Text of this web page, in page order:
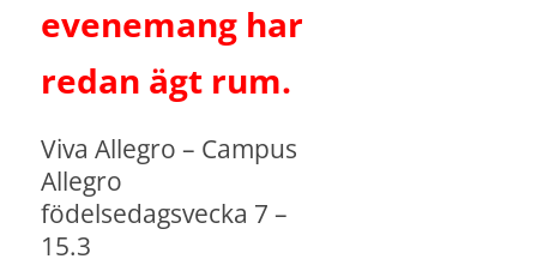
evenemang har
redan ägt rum.
Viva Allegro – Campus
Allegro
födelsedagsvecka 7 –
15.3